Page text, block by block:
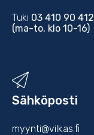
Tuki 03 410 90 412
(ma-to, klo 10-16)
Sähköposti
myynti@vilkas.fi